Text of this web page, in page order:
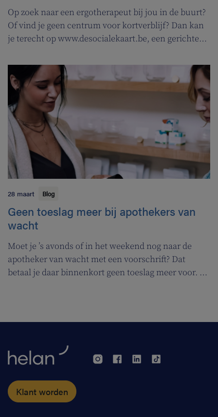
Op zoek naar een ergotherapeut bij jou in de buurt?
Of vind je geen centrum voor kortverblijf? Dan kan
je terecht op www.desocialekaart.be, een gerichte
gezondheidszorg en welzijn. Heel handig voor zowel
patiënten als zorgverleners.
28 maart Blog
Geen toeslag meer bij apothekers van
wacht
Moet je ’s avonds of in het weekend nog naar de
apotheker van wacht met een voorschrift? Dat
betaal je daar binnenkort geen toeslag meer voor. In
Klant worden